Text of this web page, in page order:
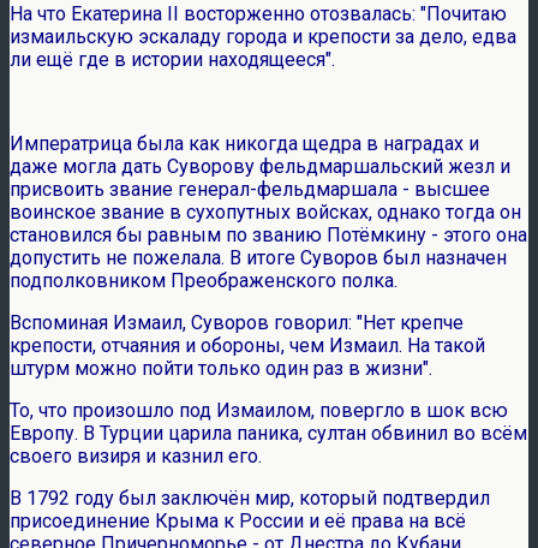
На что Екатерина II восторженно отозвалась: "Почитаю
измаильскую эскаладу города и крепости за дело, едва
ли ещё где в истории находящееся".
Императрица была как никогда щедра в наградах и
даже могла дать Суворову фельдмаршальский жезл и
присвоить звание генерал-фельдмаршала - высшее
воинское звание в сухопутных войсках, однако тогда он
становился бы равным по званию Потёмкину - этого она
допустить не пожелала. В итоге Суворов был назначен
подполковником Преображенского полка.
Вспоминая Измаил, Суворов говорил: "Нет крепче
крепости, отчаяния и обороны, чем Измаил. На такой
штурм можно пойти только один раз в жизни".
То, что произошло под Измаилом, повергло в шок всю
Европу. В Турции царила паника, султан обвинил во всём
своего визиря и казнил его.
В 1792 году был заключён мир, который подтвердил
присоединение Крыма к России и её права на всё